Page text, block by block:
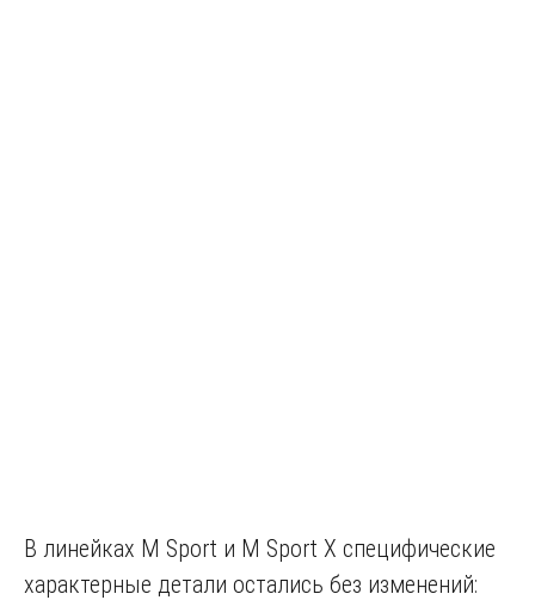
В линейках M Sport и M Sport X специфические
характерные детали остались без изменений: